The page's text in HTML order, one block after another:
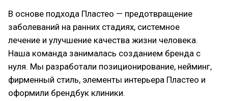
В основе подхода Пластео — предотвращение
заболеваний на ранних стадиях, системное
лечение и улучшение качества жизни человека.
Наша команда занималась созданием бренда с
нуля. Мы разработали позиционирование, нейминг,
фирменный стиль, элементы интерьера Пластео и
оформили брендбук клиники.